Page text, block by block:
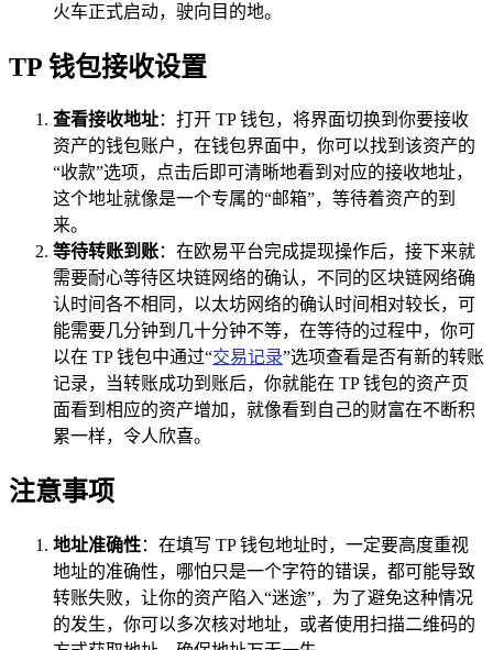
火车正式启动，驶向目的地。
TP 钱包接收设置
查看接收地址：打开 TP 钱包，将界面切换到你要接收
资产的钱包账户，在钱包界面中，你可以找到该资产的
“收款”选项，点击后即可清晰地看到对应的接收地址，
这个地址就像是一个专属的“邮箱”，等待着资产的到
来。
等待转账到账：在欧易平台完成提现操作后，接下来就
需要耐心等待区块链网络的确认，不同的区块链网络确
认时间各不相同，以太坊网络的确认时间相对较长，可
能需要几分钟到几十分钟不等，在等待的过程中，你可
以在 TP 钱包中通过“交易记录”选项查看是否有新的转账
记录，当转账成功到账后，你就能在 TP 钱包的资产页
面看到相应的资产增加，就像看到自己的财富在不断积
累一样，令人欣喜。
注意事项
地址准确性：在填写 TP 钱包地址时，一定要高度重视
地址的准确性，哪怕只是一个字符的错误，都可能导致
转账失败，让你的资产陷入“迷途”，为了避免这种情况
的发生，你可以多次核对地址，或者使用扫描二维码的